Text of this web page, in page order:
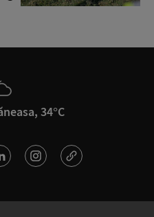
34°C